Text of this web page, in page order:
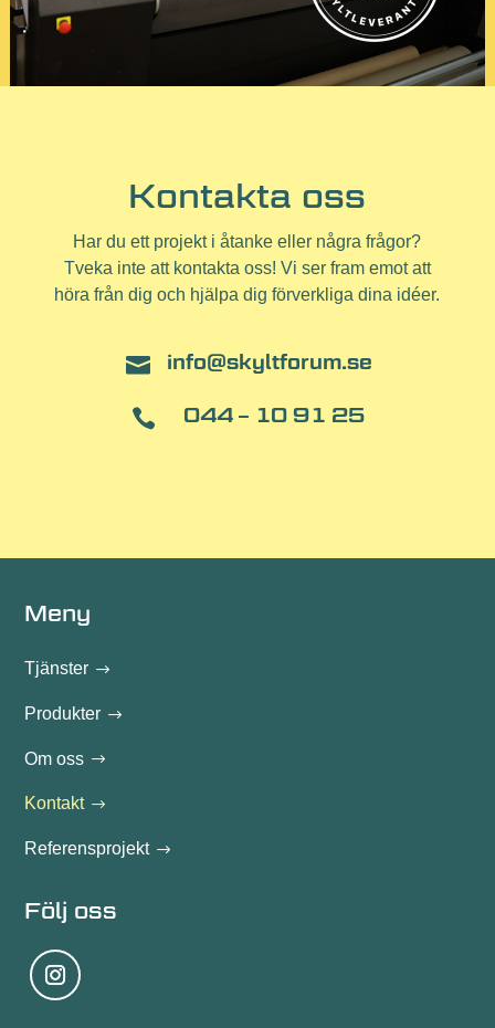
Kontakta oss
Har du ett projekt i åtanke eller några frågor?
Tveka inte att kontakta oss! Vi ser fram emot att
höra från dig och hjälpa dig förverkliga dina idéer.
 info@skyltforum.se
 044 – 10 91 25
Meny
Tjänster
Produkter
Om oss
Kontakt
Referensprojekt
Följ oss